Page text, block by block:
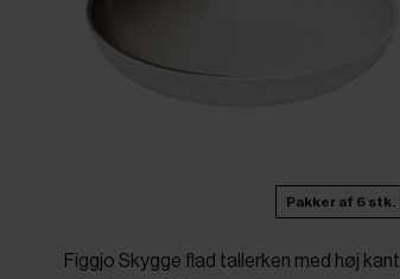
Pakker af 6 stk.
Figgjo Skygge flad tallerken med høj kant